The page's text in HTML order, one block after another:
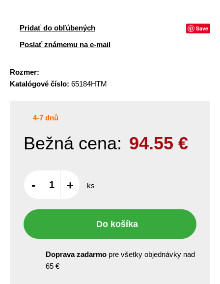
Pridať do obľúbených Save
Poslať známemu na e-mail
Rozmer:
Katalógové číslo: 65184HTM
4-7 dnů
Bežná cena: 94.55 €
- + ks
Do košíka
Doprava zadarmo pre všetky objednávky nad
65 €